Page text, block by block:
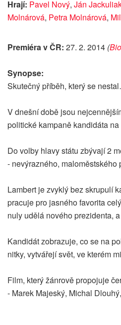
Hrají: Pavel Nový, Ján
Molnárová, Petra Molnárová,
Premiéra v ČR: 27. 2. 2014 (
Synopse:
Skutečný příběh, který se
V dnešní době jsou
politické kampaně kandidáta
Do volby hlavy státu zbývají 2
- nevýrazného,
Lambert je zvyklý bez skrupulí
pracuje pro jasného favorita
nuly udělá nového prezidenta,
Kandidát zobrazuje, co se na
nitky, vytvářejí svět, ve kterém
Film, který žánrově propojuje
- Marek Majeský, Michal